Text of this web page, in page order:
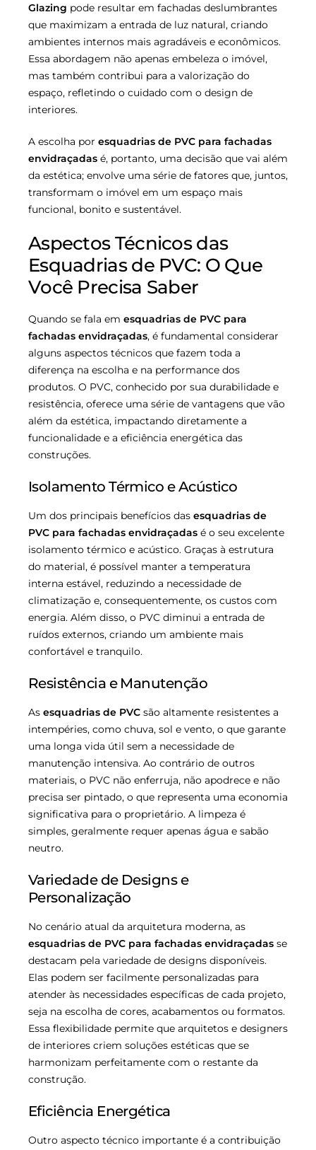
Glazing pode resultar em fachadas deslumbrantes
que maximizam a entrada de luz natural, criando
ambientes internos mais agradáveis e econômicos.
Essa abordagem não apenas embeleza o imóvel,
mas também contribui para a valorização do
espaço, refletindo o cuidado com o design de
interiores.
A escolha por esquadrias de PVC para fachadas
envidraçadas é, portanto, uma decisão que vai além
da estética; envolve uma série de fatores que, juntos,
transformam o imóvel em um espaço mais
funcional, bonito e sustentável.
Aspectos Técnicos das
Esquadrias de PVC: O Que
Você Precisa Saber
Quando se fala em esquadrias de PVC para
fachadas envidraçadas, é fundamental considerar
alguns aspectos técnicos que fazem toda a
diferença na escolha e na performance dos
produtos. O PVC, conhecido por sua durabilidade e
resistência, oferece uma série de vantagens que vão
além da estética, impactando diretamente a
funcionalidade e a eficiência energética das
construções.
Isolamento Térmico e Acústico
Um dos principais benefícios das esquadrias de
PVC para fachadas envidraçadas é o seu excelente
isolamento térmico e acústico. Graças à estrutura
do material, é possível manter a temperatura
interna estável, reduzindo a necessidade de
climatização e, consequentemente, os custos com
energia. Além disso, o PVC diminui a entrada de
ruídos externos, criando um ambiente mais
confortável e tranquilo.
Resistência e Manutenção
As esquadrias de PVC são altamente resistentes a
intempéries, como chuva, sol e vento, o que garante
uma longa vida útil sem a necessidade de
manutenção intensiva. Ao contrário de outros
materiais, o PVC não enferruja, não apodrece e não
precisa ser pintado, o que representa uma economia
significativa para o proprietário. A limpeza é
simples, geralmente requer apenas água e sabão
neutro.
Variedade de Designs e
Personalização
No cenário atual da arquitetura moderna, as
esquadrias de PVC para fachadas envidraçadas se
destacam pela variedade de designs disponíveis.
Elas podem ser facilmente personalizadas para
atender às necessidades específicas de cada projeto,
seja na escolha de cores, acabamentos ou formatos.
Essa flexibilidade permite que arquitetos e designers
de interiores criem soluções estéticas que se
harmonizam perfeitamente com o restante da
construção.
Eficiência Energética
Outro aspecto técnico importante é a contribuição